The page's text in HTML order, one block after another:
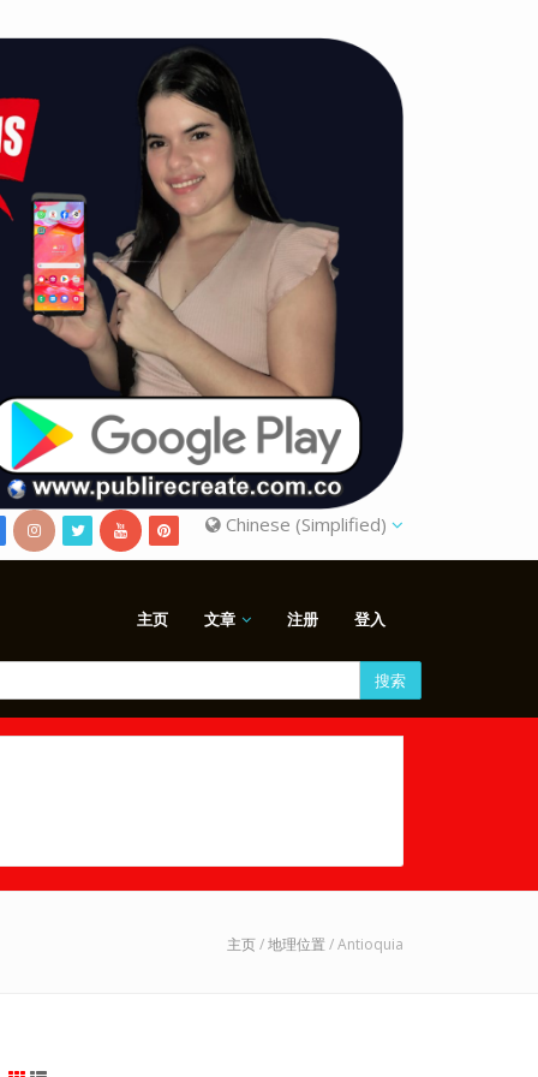
Chinese (Simplified)
主页 文章 注册 登入
搜索
主页/地理位置 / Antioquia